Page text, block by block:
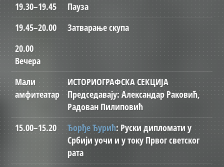
19.30–19.45
Пауза
19.45–20.00
Затварање скупа
20.00
Вечера
Мали
амфитеатар
ИСТОРИОГРАФСКА СЕКЦИЈА
Председавају: Александар Раковић,
Радован Пилиповић
15.00–15.20
Ђорђе Ђурић: Руски дипломати у
Србији уочи и у току Првог светског
рата